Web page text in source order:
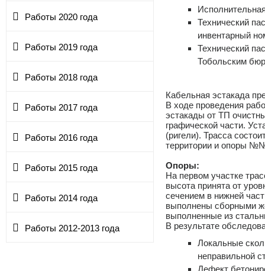
Работы 2020 года
Работы 2019 года
Работы 2018 года
Работы 2017 года
Работы 2016 года
Работы 2015 года
Работы 2014 года
Работы 2012-2013 года
Технический
инвентарный
Технический
Тобольским
Кабельная эстакада
В ходе проведения
эстакады от ТП
графической части.
(ригели). Трасса
территории и опоры
Опоры:
На первом участке
высота принята от
сечением в нижней
выполнены сборными
выполненные из
В результате
Локальные
неправильной
Дефект